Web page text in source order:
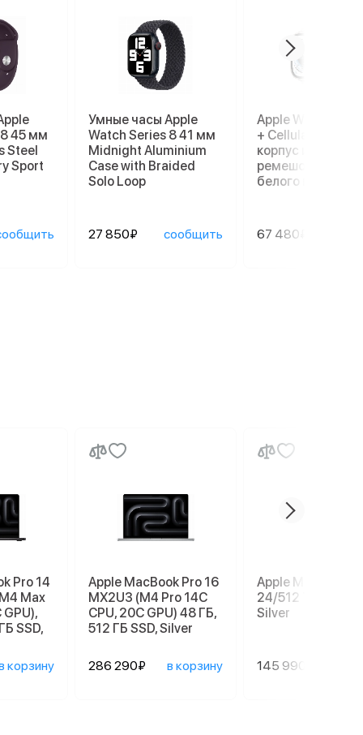
45 мм
Steel
Sport
Умные часы Apple
Watch Series 8 41 мм
Midnight Aluminium
Case with Braided
Solo Loop
27 850₽ сообщить
Apple Watch Ultra
+ Cellular, 49 мм,
корпус из титана,
ремешок Ocean
белого цвета
67 480₽
Pro 14
Max
GPU),
SSD,
корзину
Apple MacBook Pro 16
MX2U3 (M4 Pro 14C
CPU, 20C GPU) 48 ГБ,
512 ГБ SSD, Silver
286 290₽ в корзину
Apple Mac mini
24/512 ТБ
Silver
145 990₽